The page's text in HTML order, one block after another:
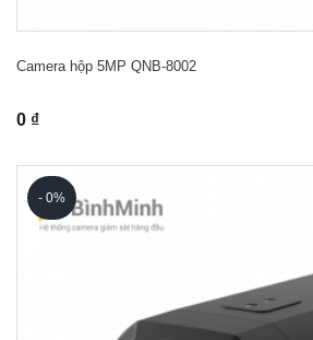
Camera hộp 5MP QNB-8002
0 ₫
- 0%